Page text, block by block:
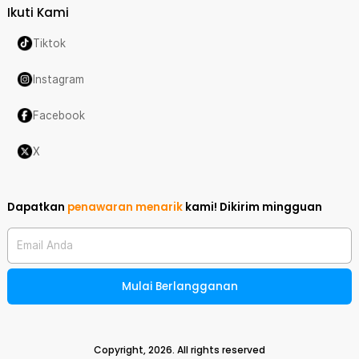
Ikuti Kami
Tiktok
Instagram
Facebook
X
Dapatkan penawaran menarik kami! Dikirim mingguan
Email Anda
Mulai Berlangganan
Copyright,2026. All rights reserved